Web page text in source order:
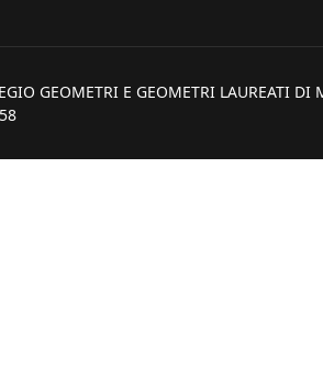
GEOMETRI E GEOMETRI LAUREATI DI